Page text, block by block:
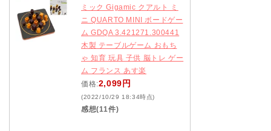
ミック Gigamic クアルト ミ
ニ QUARTO MINI ボードゲー
ム GDQA 3.421271.300441
木製 テーブルゲーム おもち
ゃ 知育 玩具 子供 脳トレ ゲー
ム フランス あす楽
価格:2,099円
(2022/10/29 18:34時点)
感想(11件)